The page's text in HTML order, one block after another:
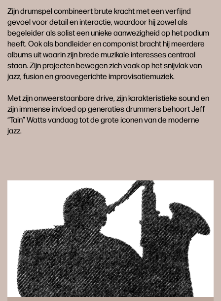
Zijn drumspel combineert brute kracht met een verfijnd
gevoel voor detail en interactie, waardoor hij zowel als
begeleider als solist een unieke aanwezigheid op het podium
heeft. Ook als bandleider en componist bracht hij meerdere
albums uit waarin zijn brede muzikale interesses centraal
staan. Zijn projecten bewegen zich vaak op het snijvlak van
jazz, fusion en groovegerichte improvisatiemuziek.
Met zijn onweerstaanbare drive, zijn karakteristieke sound en
zijn immense invloed op generaties drummers behoort Jeff
“Tain” Watts vandaag tot de grote iconen van de moderne
jazz.